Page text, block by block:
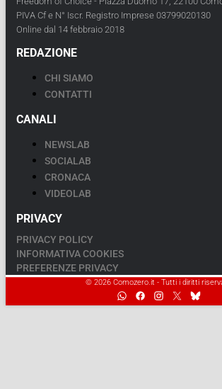
PIVA Cf e N° Iscr. Registro Imprese 03799020130
Online dal 14 febbraio 2018
REDAZIONE
CHI SIAMO
CONTATTI
CANALI
NEWSLAB
SOCIALAB
CRONACA
VIDEOLAB
PRIVACY
PRIVACY POLICY
INFORMATIVA COOKIES
PREFERENZE PRIVACY
© 2026 Comozero.it - Tutti i diritti